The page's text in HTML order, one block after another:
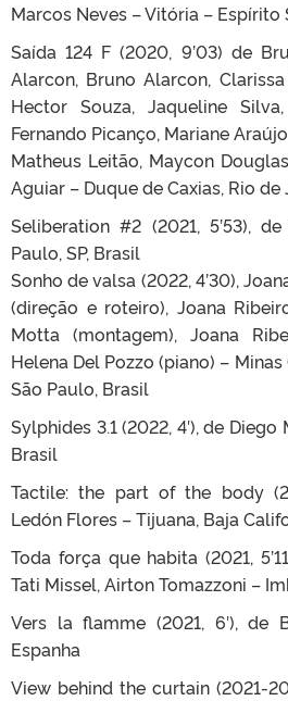
Marcos Neves – Vitória – Espírito
Saída 124 F (2020, 9’03) de
Alarcon, Bruno Alarcon,
Hector Souza, Jaqueline
Fernando Picanço, Mariane
Matheus Leitão, Maycon
Aguiar – Duque de Caxias, Rio de
Seliberation #2 (2021, 5’53),
Paulo, SP, Brasil
Sonho de valsa (2022, 4’30),
(direção e roteiro), Joana
Motta (montagem), Joana
Helena Del Pozzo (piano) –
São Paulo, Brasil
Sylphides 3.1 (2022, 4′), de
Brasil
Tactile: the part of the body
Ledón Flores – Tijuana, Baja
Toda força que habita (2021,
Tati Missel, Airton Tomazzoni –
Vers la flamme (2021, 6′), de
Espanha
View behind the curtain (2021-